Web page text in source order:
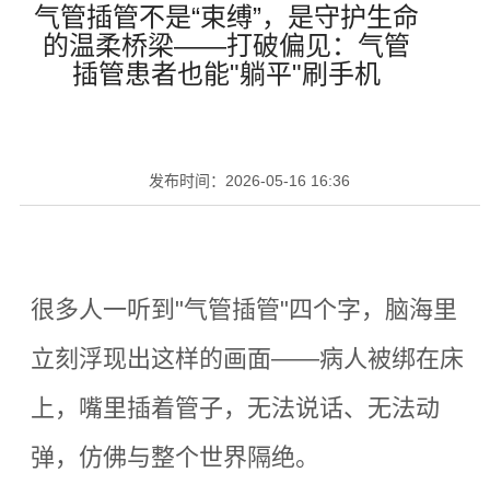
气管插管不是“束缚”，是守护生命
的温柔桥梁——打破偏见：气管
插管患者也能"躺平"刷手机
发布时间： 2026-05-16 16:36
很多人一听到 "气管插管"四个字，脑海里
立刻浮现出这样的画面——病人被绑在床
上，嘴里插着管子，无法说话、无法动
弹，仿佛与整个世界隔绝。